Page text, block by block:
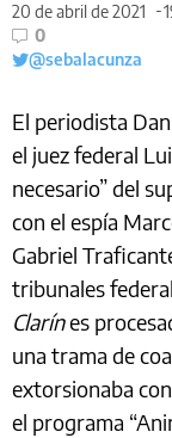
20 de abril de 2021
0
@sebalacunza
El periodista
el juez federal
necesario” del
con el espía
Gabriel
tribunales
Clarínes
una trama de
extorsionaba
el programa